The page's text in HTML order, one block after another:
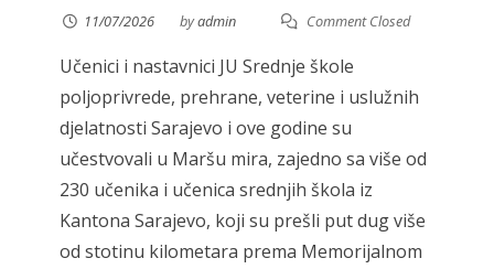
11/07/2026 byadmin Comment Closed
Učenici i nastavnici JU Srednje škole
poljoprivrede, prehrane, veterine i uslužnih
djelatnosti Sarajevo i ove godine su
učestvovali u Maršu mira, zajedno sa više od
230 učenika i učenica srednjih škola iz
Kantona Sarajevo, koji su prešli put dug više
od stotinu kilometara prema Memorijalnom